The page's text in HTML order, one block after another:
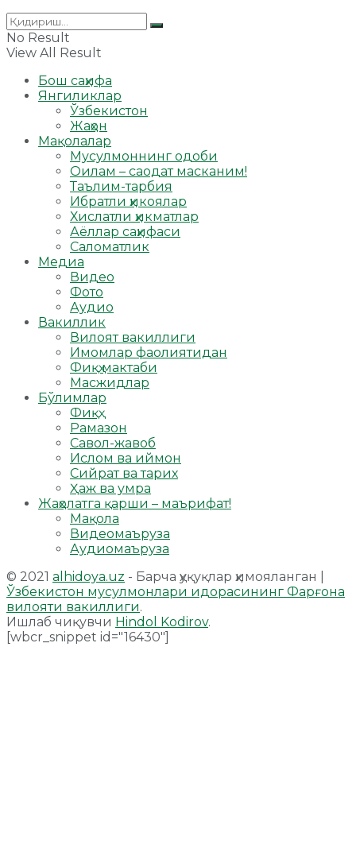
No Result
View All Result
Бош саҳифа
Янгиликлар
Ўзбекистон
Жаҳон
Мақолалар
Мусулмоннинг одоби
Оилам – саодат масканим!
Таълим-тарбия
Ибратли ҳикоялар
Хислатли ҳикматлар
Аёллар саҳифаси
Саломатлик
Медиа
Видео
Фото
Аудио
Вакиллик
Вилоят вакиллиги
Имомлар фаолиятидан
Фиқҳ мактаби
Масжидлар
Бўлимлар
Фиқҳ
Рамазон
Савол-жавоб
Ислом ва иймон
Сийрат ва тарих
Ҳаж ва умра
Жаҳолатга қарши – маърифат!
Мақола
Видеомаъруза
Аудиомаъруза
© 2021 alhidoya.uz - Барча ҳуқуқлар ҳимояланган |
Ўзбекистон мусулмонлари идорасининг Фарғона
вилояти вакиллиги.
Ишлаб чиқувчи Hindol Kodirov.
[wbcr_snippet id="16430"]